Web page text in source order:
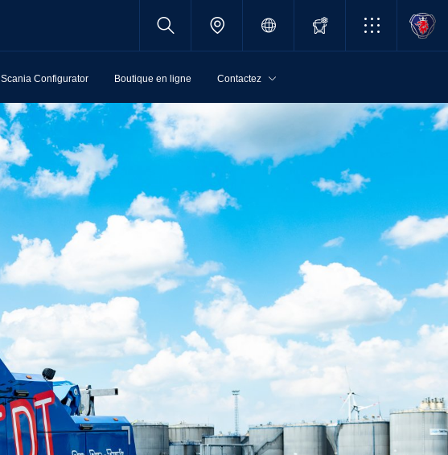
Scania Configurator Boutique en ligne Contactez